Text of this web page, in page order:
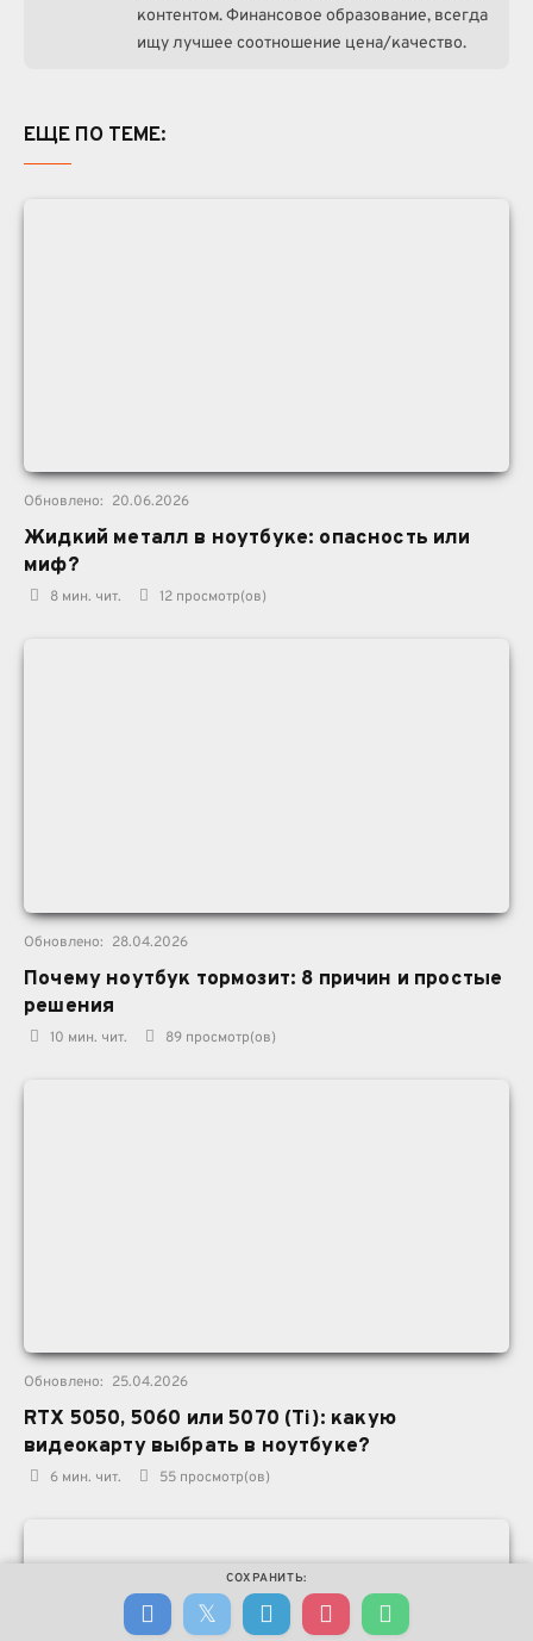
СОХРАНИТЬ:
контентом. Финансовое образование, всегда
ищу лучшее соотношение цена/качество.
ЕЩЕ ПО ТЕМЕ:
Обновлено: 20.06.2026
Жидкий металл в ноутбуке: опасность или
миф?
8 мин. чит. 12 просмотр(ов)
Обновлено: 28.04.2026
Почему ноутбук тормозит: 8 причин и простые
решения
10 мин. чит. 89 просмотр(ов)
Обновлено: 25.04.2026
RTX 5050, 5060 или 5070 (Ti): какую
видеокарту выбрать в ноутбуке?
6 мин. чит. 55 просмотр(ов)